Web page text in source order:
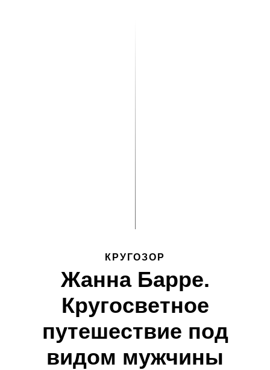
КРУГОЗОР
Жанна Барре.
Кругосветное
путешествие под
видом мужчины